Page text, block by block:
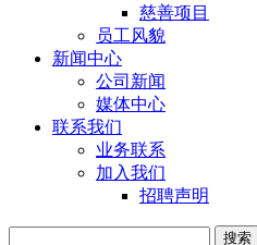
慈善项目
员工风貌
新闻中心
公司新闻
媒体中心
联系我们
业务联系
加入我们
招聘声明